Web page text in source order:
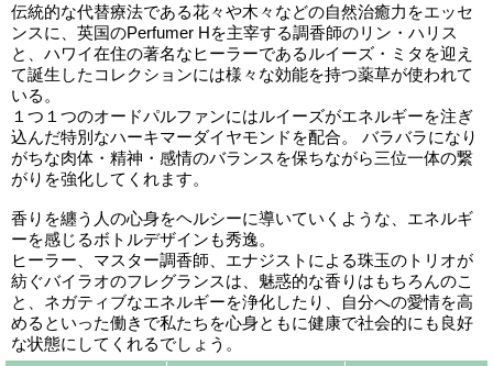
伝統的な代替療法である花々や木々などの自然治癒力をエッセ
ンスに、英国のPerfumer Hを主宰する調香師のリン・ハリス
と、ハワイ在住の著名なヒーラーであるルイーズ・ミタを迎え
て誕生したコレクションには様々な効能を持つ薬草が使われて
いる。
１つ１つのオードパルファンにはルイーズがエネルギーを注ぎ
込んだ特別なハーキマーダイヤモンドを配合。 バラバラになり
がちな肉体・精神・感情のバランスを保ちながら三位一体の繋
がりを強化してくれます。
香りを纏う人の心身をヘルシーに導いていくような、エネルギ
ーを感じるボトルデザインも秀逸。
ヒーラー、マスター調香師、エナジストによる珠玉のトリオが
紡ぐバイラオのフレグランスは、魅惑的な香りはもちろんのこ
と、ネガティブなエネルギーを浄化したり、自分への愛情を高
めるといった働きで私たちを心身ともに健康で社会的にも良好
な状態にしてくれるでしょう。